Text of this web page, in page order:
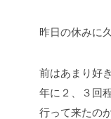
昨日の休みに
前はあまり好
年に２、３回
行って来たの